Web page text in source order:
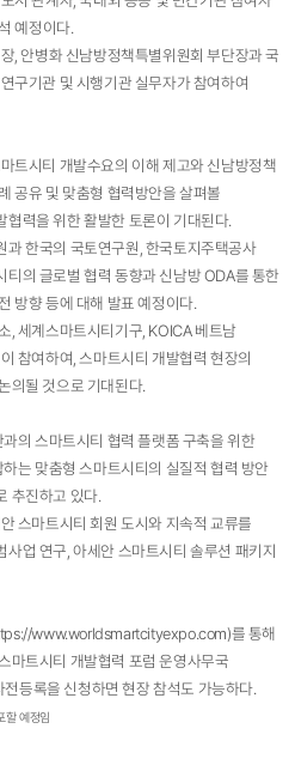
예정이다.
, 안병화 신남방정책특별위원회 부단장과 국
구기관 및 시행기관 실무자가 참여하여
트시티 개발수요의 이해 제고와 신남방정책
공유 및 맞춤형 협력방안을 살펴볼
력을 위한 활발한 토론이 기대된다.
과 한국의 국토연구원, 한국토지주택공사
티의 글로벌 협력 동향과 신남방 ODA를 통한
방향 등에 대해 발표 예정이다.
, 세계스마트시티기구, KOICA 베트남
참여하여, 스마트시티 개발협력 현장의
의될 것으로 기대된다.
의 스마트시티 협력 플랫폼 구축을 위한
는 맞춤형 스마트시티의 실질적 협력 방안
추진하고 있다.
스마트시티 회원 도시와 지속적 교류를
업 연구, 아세안 스마트시티 솔루션 패키지
www.worldsmartcityexpo.com)를 통해
마트시티 개발협력 포럼 운영사무국
등록을 신청하면 현장 참석도 가능하다.
할 예정임